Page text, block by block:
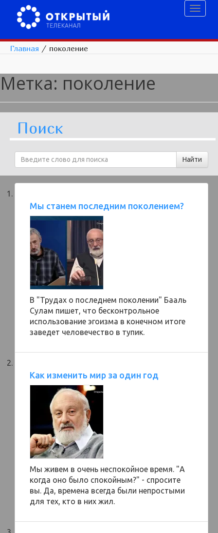
Главная / поколение
Метка: поколение
Поиск
Мы станем последним поколением?
В "Трудах о последнем поколении" Бааль
Сулам пишет, что бесконтрольное
использование эгоизма в конечном итоге
заведет человечество в тупик.
Как изменить мир за один год
Мы живем в очень неспокойное время. "А
когда оно было спокойным?" - спросите
вы. Да, времена всегда были непростыми
для тех, кто в них жил.